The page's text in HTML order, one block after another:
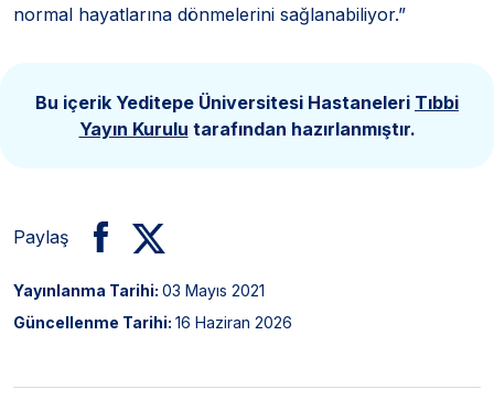
normal hayatlarına dönmelerini sağlanabiliyor.”
Bu içerik Yeditepe Üniversitesi Hastaneleri Tıbbi
Yayın Kurulu tarafından hazırlanmıştır.
Paylaş
Yayınlanma Tarihi: 03 Mayıs 2021
Güncellenme Tarihi: 16 Haziran 2026